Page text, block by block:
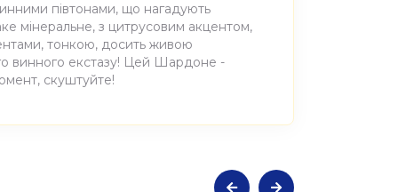
півтонами, що нагадують
мінеральне, з цитрусовим акцентом,
тонкою, досить живою
винного екстазу! Цей Шардоне -
скуштуйте!